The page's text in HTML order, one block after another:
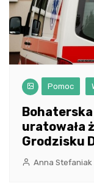
Pomoc
uratowała
Grodzisku
Anna Stefaniak